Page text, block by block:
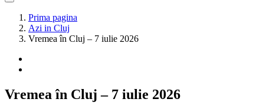
Prima pagina
Azi in Cluj
Vremea în Cluj – 7 iulie 2026
Vremea în Cluj – 7 iulie 2026